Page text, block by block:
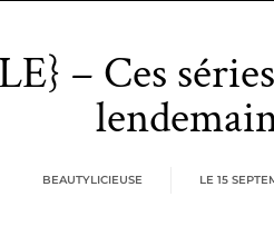
– Ces
BEAUTYLICIEUSE LE 15